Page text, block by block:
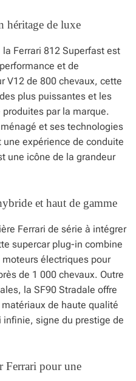
héritage de luxe
Ferrari 812 Superfast est
et de
V12 de 800 chevaux, cette
plus puissantes et les
par la marque.
et ses technologies
expérience de conduite
une icône de la grandeur
et haut de gamme
Ferrari de série à intégrer
supercar plug-in combine
électriques pour
de 1 000 chevaux. Outre
la SF90 Stradale offre
de haute qualité
signe du prestige de
Ferrari pour une